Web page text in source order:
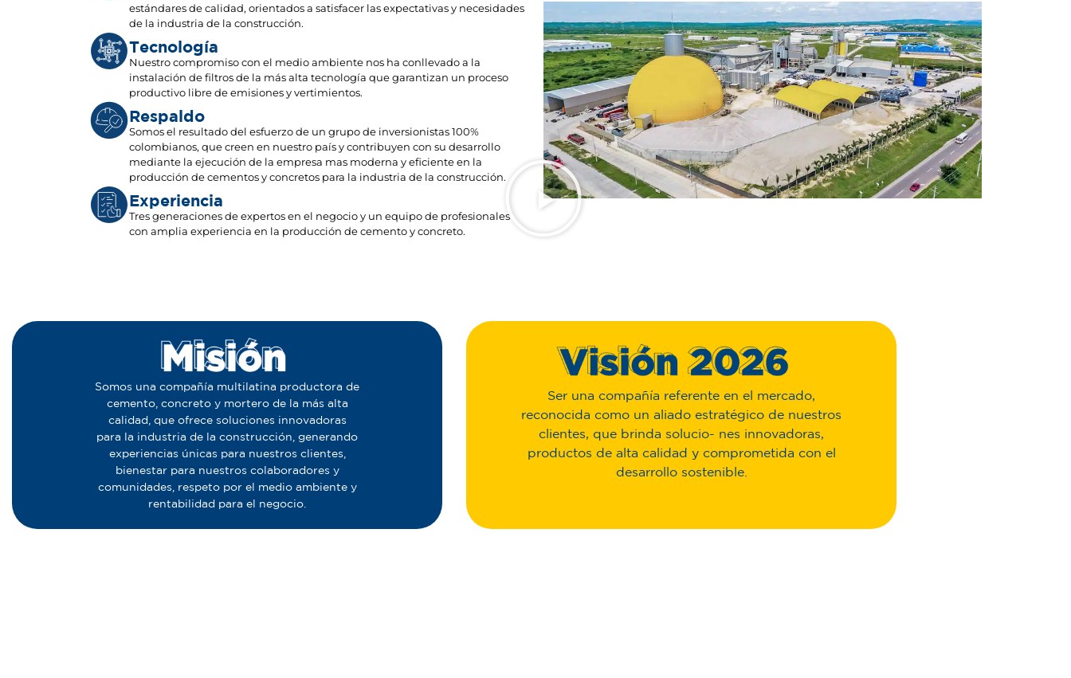
estándares de calidad, orientados a satisfacer las expectativas y necesidades
de la industria de la construcción.
Tecnología
Nuestro compromiso con el medio ambiente nos ha conllevado a la
instalación de filtros de la más alta tecnología que garantizan un proceso
productivo libre de emisiones y vertimientos.
Respaldo
Somos el resultado del esfuerzo de un grupo de inversionistas 100%
colombianos, que creen en nuestro país y contribuyen con su desarrollo
mediante la ejecución de la empresa mas moderna y eficiente en la
producción de cementos y concretos para la industria de la construcción.
Experiencia
Tres generaciones de expertos en el negocio y un equipo de profesionales
con amplia experiencia en la producción de cemento y concreto.
Somos una compañía multilatina productora de
cemento, concreto y mortero de la más alta
calidad, que ofrece soluciones innovadoras
para la industria de la construcción, generando
experiencias únicas para nuestros clientes,
bienestar para nuestros colaboradores y
comunidades, respeto por el medio ambiente y
rentabilidad para el negocio.
Ser una compañía referente en el mercado,
reconocida como un aliado estratégico de nuestros
clientes, que brinda solucio- nes innovadoras,
productos de alta calidad y comprometida con el
desarrollo sostenible.